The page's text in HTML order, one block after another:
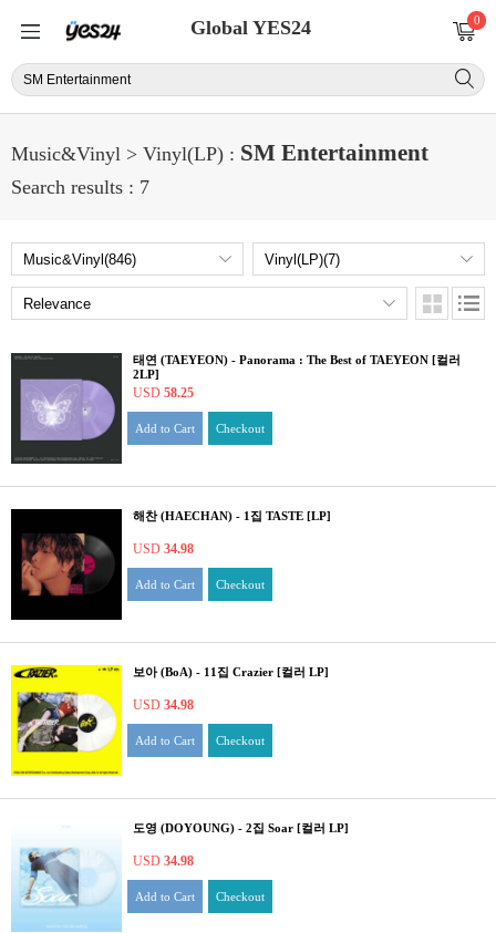
Global YES24 0
Music&Vinyl > Vinyl(LP) : SM Entertainment
Search results : 7
태연 (TAEYEON) - Panorama : The Best of TAEYEON [컬러
2LP]
USD 58.25
Add to Cart Checkout
해찬 (HAECHAN) - 1집 TASTE [LP]
USD 34.98
Add to Cart Checkout
보아 (BoA) - 11집 Crazier [컬러 LP]
USD 34.98
Add to Cart Checkout
도영 (DOYOUNG) - 2집 Soar [컬러 LP]
USD 34.98
Add to Cart Checkout